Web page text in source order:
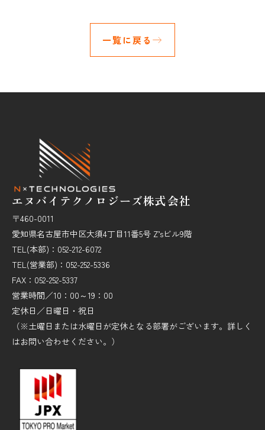
一覧に戻る
エヌバイテクノロジーズ株式会社
〒460-0011
愛知県名古屋市中区大須4丁目11番5号 Z’sビル9階
TEL(本部)：052-212-6072
TEL(営業部)：052-252-5336
FAX：052-252-5337
営業時間／10：00～19：00
定休日／日曜日・祝日
（※土曜日または水曜日が定休となる部署がございます。詳しく
はお問い合わせください。）